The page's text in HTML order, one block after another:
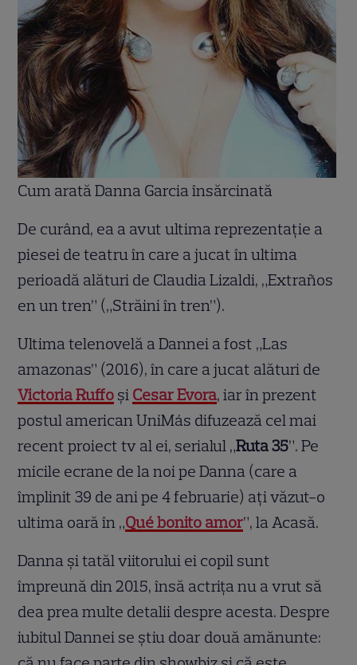
Cum arată Danna Garcia însărcinată
De curând, ea a avut ultima reprezentaţie a
piesei de teatru în care a jucat în ultima
perioadă alături de Claudia Lizaldi, „Extraños
en un tren” („Străini în tren”).
Ultima telenovelă a Dannei a fost „Las
amazonas” (2016), în care a jucat alături de
Victoria Ruffo şi Cesar Evora, iar în prezent
postul american UniMás difuzează cel mai
recent proiect tv al ei, serialul „Ruta 35”. Pe
micile ecrane de la noi pe Danna (care a
împlinit 39 de ani pe 4 februarie) aţi văzut-o
ultima oară în „Qué bonito amor”, la Acasă.
Danna şi tatăl viitorului ei copil sunt
împreună din 2015, însă actriţa nu a vrut să
dea prea multe detalii despre acesta. Despre
iubitul Dannei se ştiu doar două amănunte: